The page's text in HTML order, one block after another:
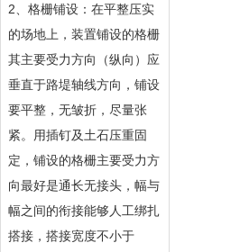
2、格栅铺设：在平整压实
的场地上，装置铺设的格栅
其主要受力方向（纵向）应
垂直于路堤轴线方向，铺设
要平整，无皱折，尽量张
紧。用插钉及土石压重固
定，铺设的格栅主要受力方
向最好是通长无接头，幅与
幅之间的衔接能够人工绑扎
搭接，搭接宽度不小于